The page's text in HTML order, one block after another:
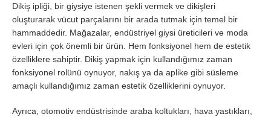
Dikiş ipliği, bir giysiye istenen şekli vermek ve dikişleri
oluşturarak vücut parçalarını bir arada tutmak için temel bir
hammaddedir. Mağazalar, endüstriyel giysi üreticileri ve moda
evleri için çok önemli bir ürün. Hem fonksiyonel hem de estetik
özelliklere sahiptir. Dikiş yapmak için kullandığımız zaman
fonksiyonel rolünü oynuyor, nakış ya da aplike gibi süsleme
amaçlı kullandığımız zaman estetik özelliklerini oynuyor.
Ayrıca, otomotiv endüstrisinde araba koltukları, hava yastıkları,